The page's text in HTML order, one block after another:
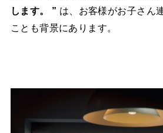
します。 ” は、お客様がお子さん
ことも背景にあります。